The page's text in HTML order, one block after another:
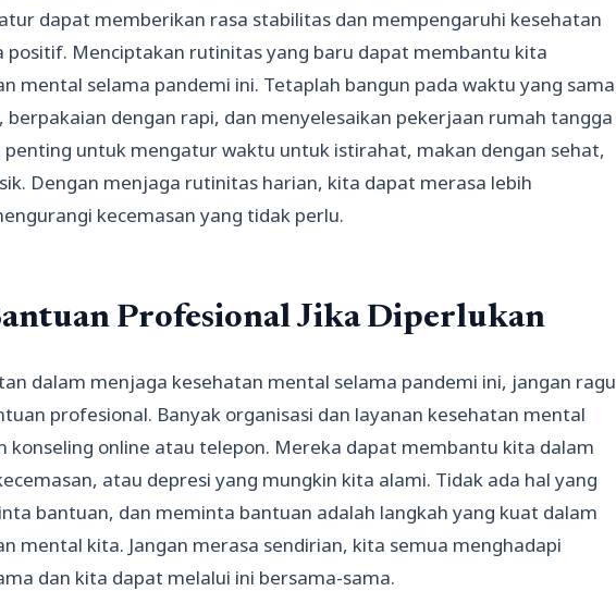
dapat memberikan rasa stabilitas dan mempengaruhi kesehatan
positif. Menciptakan rutinitas yang baru dapat membantu kita
mental selama pandemi ini. Tetaplah bangun pada waktu yang sama
berpakaian dengan rapi, dan menyelesaikan pekerjaan rumah tangga
penting untuk mengatur waktu untuk istirahat, makan dengan sehat,
Dengan menjaga rutinitas harian, kita dapat merasa lebih
kecemasan yang tidak perlu.
Profesional Jika Diperlukan
dalam menjaga kesehatan mental selama pandemi ini, jangan ragu
profesional. Banyak organisasi dan layanan kesehatan mental
konseling online atau telepon. Mereka dapat membantu kita dalam
atau depresi yang mungkin kita alami. Tidak ada hal yang
bantuan, dan meminta bantuan adalah langkah yang kuat dalam
mental kita. Jangan merasa sendirian, kita semua menghadapi
dan kita dapat melalui ini bersama-sama.